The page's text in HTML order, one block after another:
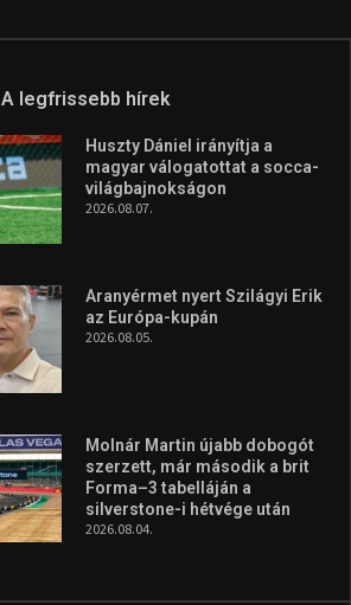
A legfrissebb hírek
Huszty Dániel irányítja a
magyar válogatottat a socca-
világbajnokságon
2026.08.07.
Aranyérmet nyert Szilágyi Erik
az Európa-kupán
2026.08.05.
Molnár Martin újabb dobogót
szerzett, már második a brit
Forma–3 tabelláján a
silverstone-i hétvége után
2026.08.04.